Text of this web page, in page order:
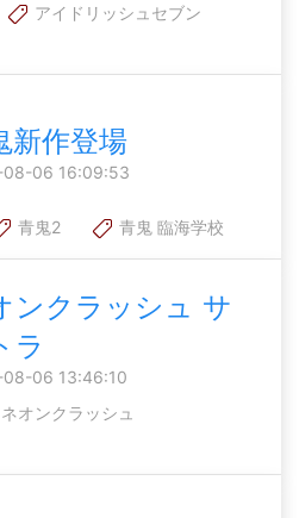
アイドリッシュセブン
新作登場
08-06 16:09:53
青鬼2 青鬼 臨海学校
ンクラッシュ サ
ラ
06 13:46:10
ネオンクラッシュ